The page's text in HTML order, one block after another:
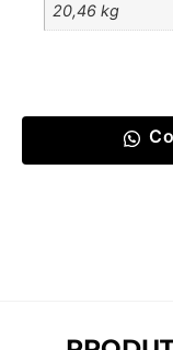
20,46 kg